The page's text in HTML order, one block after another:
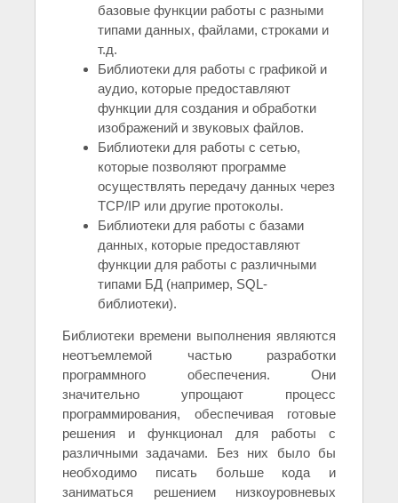
базовые функции работы с разными
типами данных, файлами, строками и
т.д.
Библиотеки для работы с графикой и
аудио, которые предоставляют
функции для создания и обработки
изображений и звуковых файлов.
Библиотеки для работы с сетью,
которые позволяют программе
осуществлять передачу данных через
TCP/IP или другие протоколы.
Библиотеки для работы с базами
данных, которые предоставляют
функции для работы с различными
типами БД (например, SQL-
библиотеки).
Библиотеки времени выполнения являются
неотъемлемой частью разработки
программного обеспечения. Они
значительно упрощают процесс
программирования, обеспечивая готовые
решения и функционал для работы с
различными задачами. Без них было бы
необходимо писать больше кода и
заниматься решением низкоуровневых